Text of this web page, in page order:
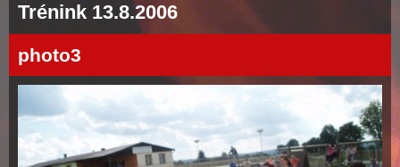
Trénink 13.8.2006
photo3